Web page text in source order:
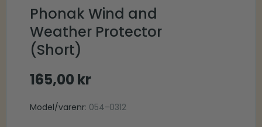
Phonak Wind and
Weather Protector
(Short)
165,00 kr
Model/varenr: 054-0312